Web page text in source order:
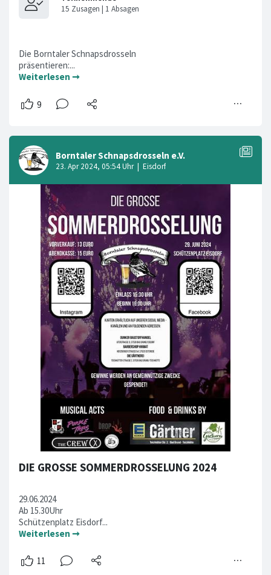
Die Borntaler Schnapsdrosseln
präsentieren:...
Weiterlesen ➞
DIE GROSSE SOMMERDROSSELUNG 2024
29.06.2024
Ab 15.30Uhr
Schützenplatz Eisdorf...
Weiterlesen ➞